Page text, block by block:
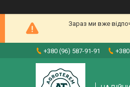
Зараз ми вже
+380 (96) 587-91-91